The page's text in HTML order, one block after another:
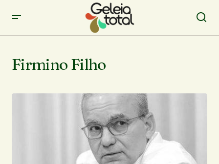
Firmino Filho